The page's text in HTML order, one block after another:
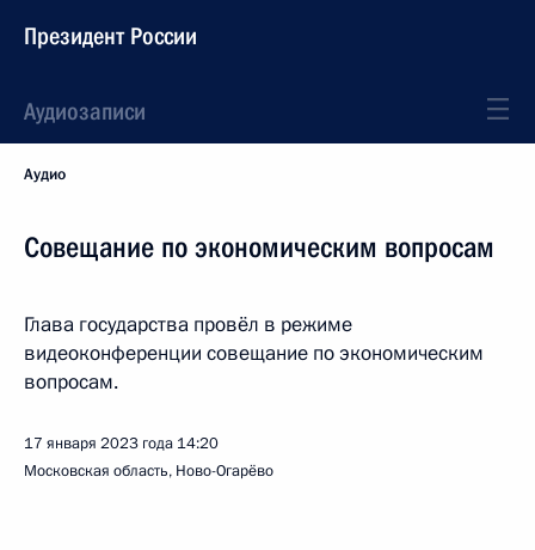
Президент России
Аудиозаписи
Аудио
Совещание по экономическим вопросам
Глава государства провёл в режиме
видеоконференции совещание по экономическим
вопросам.
17 января 2023 года 14:20
Московская область, Ново-Огарёво